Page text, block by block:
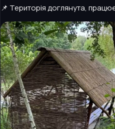
📌 Територія доглянута,